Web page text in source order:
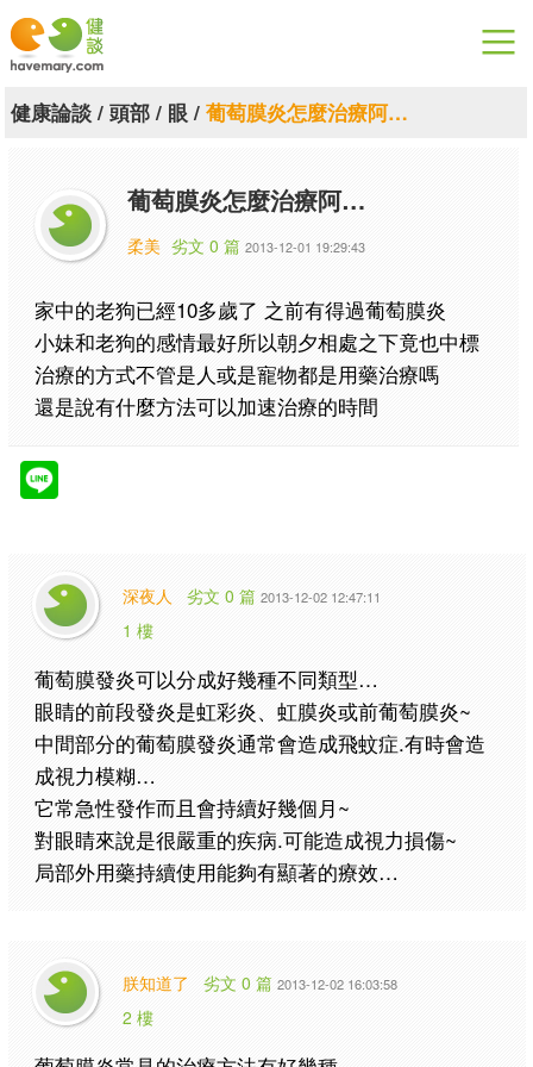
漫漫健康
關於健談
聯絡我們
下載專區
健康論談/ 頭部/ 眼/ 葡萄膜炎怎麼治療阿…
葡萄膜炎怎麼治療阿…
柔美 劣文 0 篇 2013-12-01 19:29:43
家中的老狗已經10多歲了 之前有得過葡萄膜炎
小妹和老狗的感情最好所以朝夕相處之下竟也中標
治療的方式不管是人或是寵物都是用藥治療嗎
還是說有什麼方法可以加速治療的時間
深夜人 劣文 0 篇 2013-12-02 12:47:11
1 樓
葡萄膜發炎可以分成好幾種不同類型…
眼睛的前段發炎是虹彩炎、虹膜炎或前葡萄膜炎~
中間部分的葡萄膜發炎通常會造成飛蚊症.有時會造
成視力模糊…
它常急性發作而且會持續好幾個月~
對眼睛來說是很嚴重的疾病.可能造成視力損傷~
局部外用藥持續使用能夠有顯著的療效…
朕知道了 劣文 0 篇 2013-12-02 16:03:58
2 樓